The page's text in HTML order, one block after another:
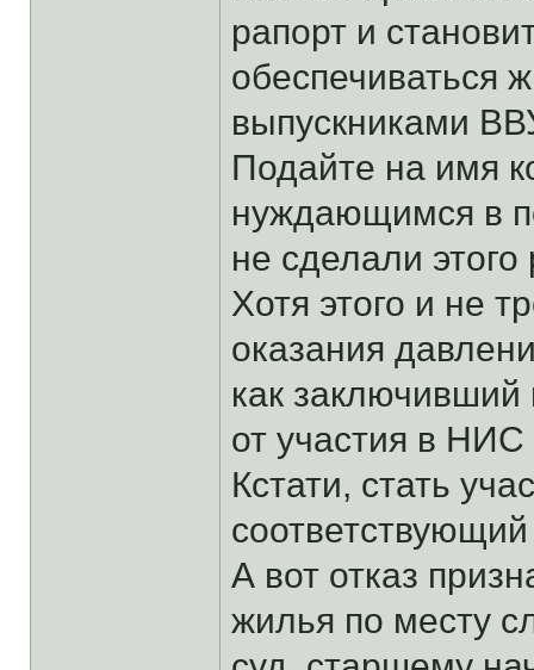
рапорт и
обеспечиваться
выпускниками
Подайте на имя
нуждающимся в
не сделали этого
Хотя этого и не
оказания
как
от участия в НИС
Кстати, стать
соответствующий
А вот отказ
жилья по месту